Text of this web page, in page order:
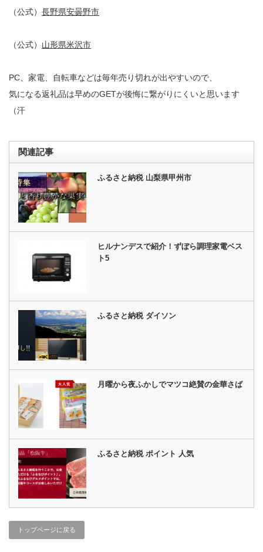
（公式） 長野県安曇野市
（公式） 山形県米沢市
PC、家電、自転車などは毎年売り切れが出やすいので、
気になる返礼品は早めのGETが後悔に繋がりにくいと思います
（汗
関連記事
ふるさと納税 山梨県甲州市
ヒルナンデスで紹介！ずぼら調理家電ベス
ト5
ふるさと納税 ダイソン
月曜から夜ふかしでマツコ絶賛の金華さば
ふるさと納税 ポイント 人気
トップページに戻る